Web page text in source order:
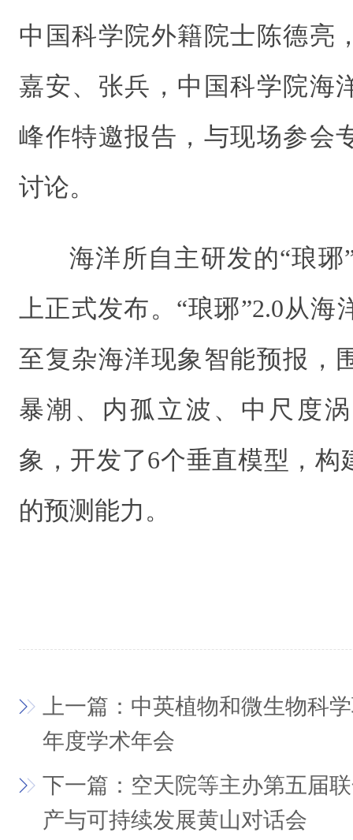
中国科学院外籍院士陈德亮
嘉安、张兵，中国科学院海
峰作特邀报告，与现场参会
讨论。
海洋所自主研发的“琅琊
上正式发布。“琅琊”2.0从
至复杂海洋现象智能预报，
暴潮、内孤立波、中尺度
象，开发了6个垂直模型，构
的预测能力。
上一篇：中英植物和微生物科
年度学术年会
下一篇：空天院等主办第五届
产与可持续发展黄山对话会